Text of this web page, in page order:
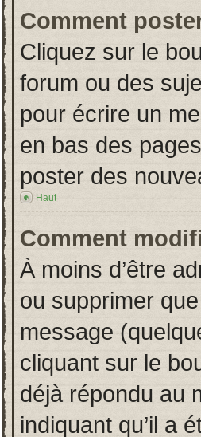
Comment
Cliquez sur le
forum ou des
pour écrire un
en bas des
poster des
Haut
Comment
À moins d’être
ou supprimer
message
cliquant sur le
déjà répondu au
indiquant qu’il a